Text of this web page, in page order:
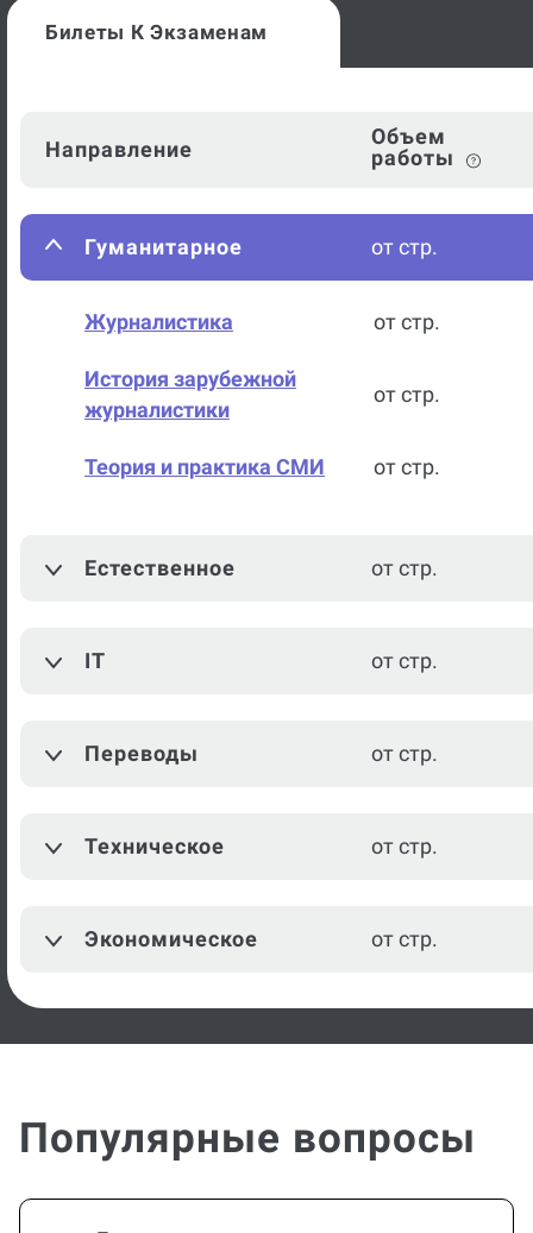
Билеты К Экзаменам
Направление
Объем
работы
Гуманитарное от стр.
Журналистика от стр.
История зарубежной
журналистики
от стр.
Теория и практика СМИ от стр.
История искусств от стр.
права России
от стр.
правовых учений
История
Естественное от стр.
IT от стр.
Переводы от стр.
Техническое от стр.
Экономическое от стр.
Популярные вопросы